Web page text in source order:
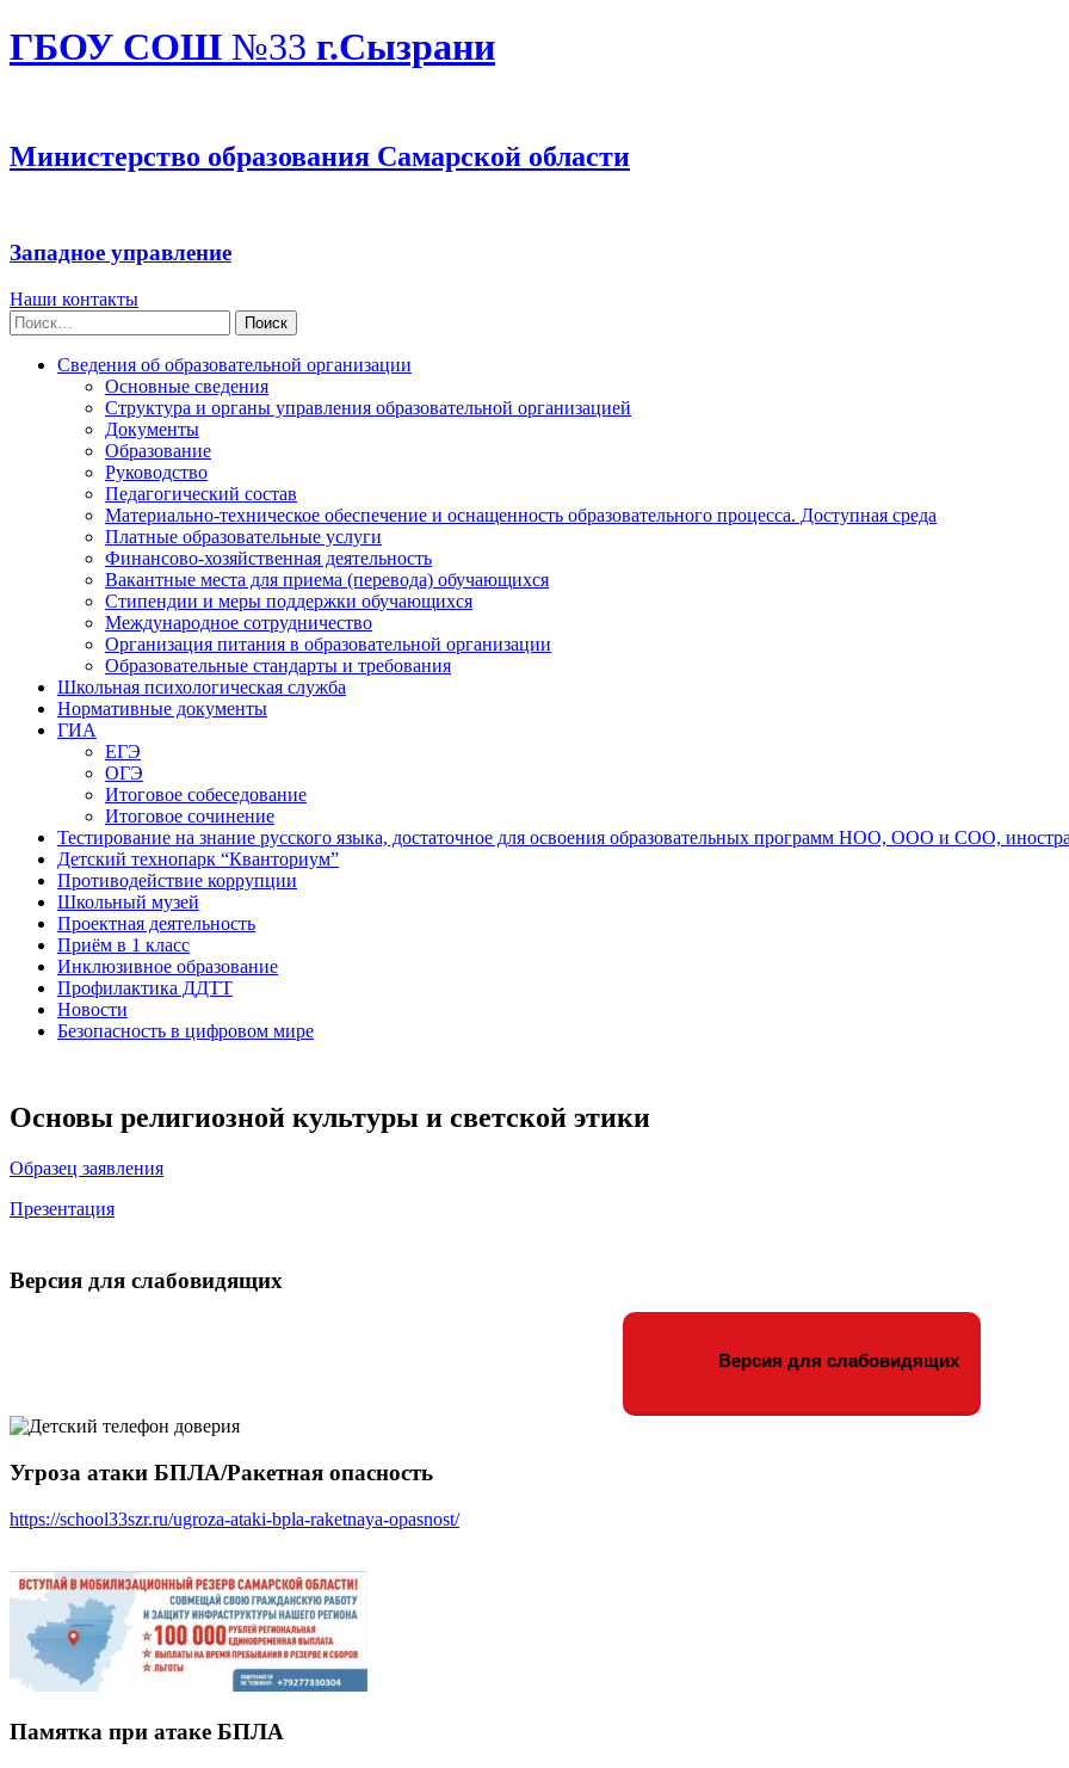
ГБОУ СОШ №33 г.Сызрани
Министерство образования Самарской области
Западное управление
Наши контакты
Найти:
Сведения об образовательной организации
Основные сведения
Структура и органы управления образовательной организацией
Документы
Образование
Руководство
Педагогический состав
Материально-техническое обеспечение и оснащенность образовательного процесса. Доступная среда
Платные образовательные услуги
Финансово-хозяйственная деятельность
Вакантные места для приема (перевода) обучающихся
Стипендии и меры поддержки обучающихся
Международное сотрудничество
Организация питания в образовательной организации
Образовательные стандарты и требования
Школьная психологическая служба
Нормативные документы
ГИА
ЕГЭ
ОГЭ
Итоговое собеседование
Итоговое сочинение
Тестирование на знание русского языка, достаточное для освоения образовательных программ НОО, ООО и СОО,
Детский технопарк “Кванториум”
Противодействие коррупции
Школьный музей
Проектная деятельность
Приём в 1 класс
Инклюзивное образование
Профилактика ДДТТ
Новости
Безопасность в цифровом мире
Основы религиозной культуры и светской этики
Образец заявления
Презентация
Версия для слабовидящих
Версия для слабовидящих
Угроза атаки БПЛА/Ракетная опасность
https://school33szr.ru/ugroza-ataki-bpla-raketnaya-opasnost/
Памятка при атаке БПЛА